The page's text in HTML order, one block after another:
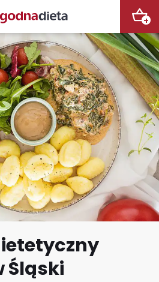
+
Śląski